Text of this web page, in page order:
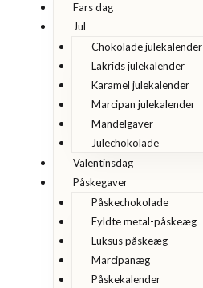
Fars dag
Jul
Chokolade julekalender
Lakrids julekalender
Karamel julekalender
Marcipan julekalender
Mandelgaver
Julechokolade
Valentinsdag
Påskegaver
Påskechokolade
Fyldte metal-påskeæg
Luksus påskeæg
Marcipanæg
Påskekalender